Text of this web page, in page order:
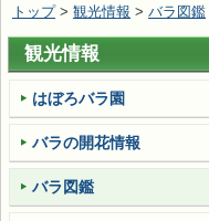
を
ば
す
トップ> 観光情報 > バラ図鑑
観光情報
はぼろバラ園
バラの開花情報
バラ図鑑